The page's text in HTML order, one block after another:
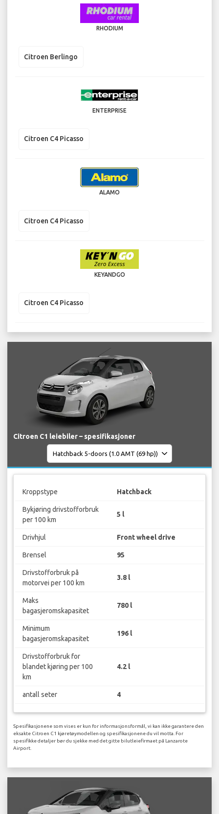
RHODIUM
Citroen Berlingo
ENTERPRISE
Citroen C4 Picasso
ALAMO
Citroen C4 Picasso
KEYANDGO
Citroen C4 Picasso
Citroen C1 leiebiler – spesifikasjoner
Kroppstype Hatchback
Bykjøring drivstofforbruk
per 100 km
5 l
Drivhjul Front wheel drive
Brensel 95
Drivstofforbruk på
motorvei per 100 km
3.8 l
Maks
bagasjeromskapasitet
780 l
Minimum
bagasjeromskapasitet
196 l
Drivstofforbruk for
blandet kjøring per 100
km
4.2 l
antall seter 4
Spesifikasjonene som vises er kun for informasjonsformål, vi kan ikke garantere den
eksakte Citroen C1 kjøretøymodellen og spesifikasjonene du vil motta. For
spesifikke detaljer bør du sjekke med det gitte bilutleiefirmaet på Lanzarote
Airport.